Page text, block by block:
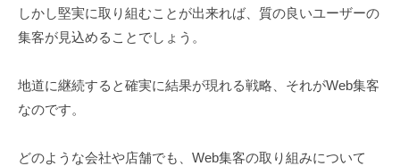
しかし堅実に取り組むことが出来れば、質の良いユーザーの
集客が見込めることでしょう。
地道に継続すると確実に結果が現れる戦略、それがWeb集客
なのです。
どのような会社や店舗でも、Web集客の取り組みについて